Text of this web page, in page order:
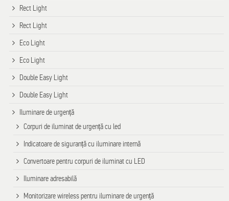
Rect Light
Rect Light
Eco Light
Eco Light
Double Easy Light
Double Easy Light
Iluminare de urgență
Corpuri de iluminat de urgență cu led
Indicatoare de siguranță cu iluminare internă
Convertoare pentru corpuri de iluminat cu LED
Iluminare adresabilă
Monitorizare wireless pentru iluminare de urgență